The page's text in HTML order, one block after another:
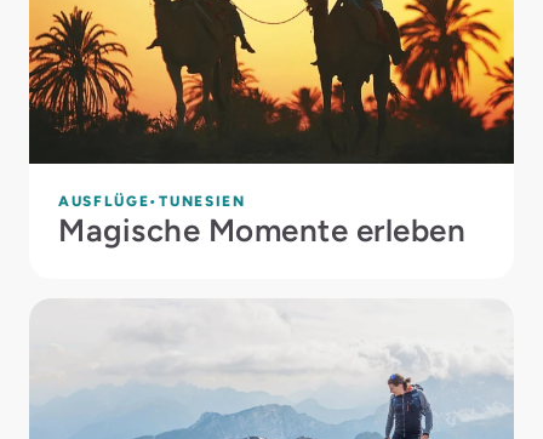
AUSFLÜGE TUNESIEN
Magische Momente erleben